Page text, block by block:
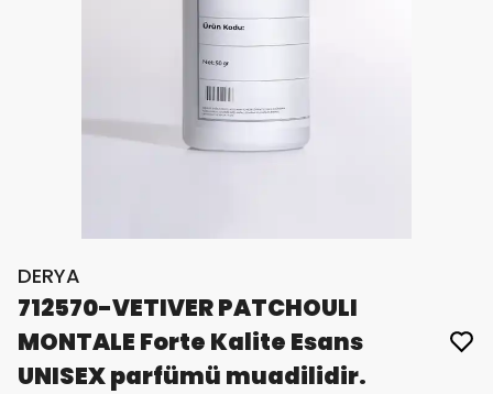
DERYA
712570-VETIVER PATCHOULI
MONTALE Forte Kalite Esans
UNISEX parfümü muadilidir.